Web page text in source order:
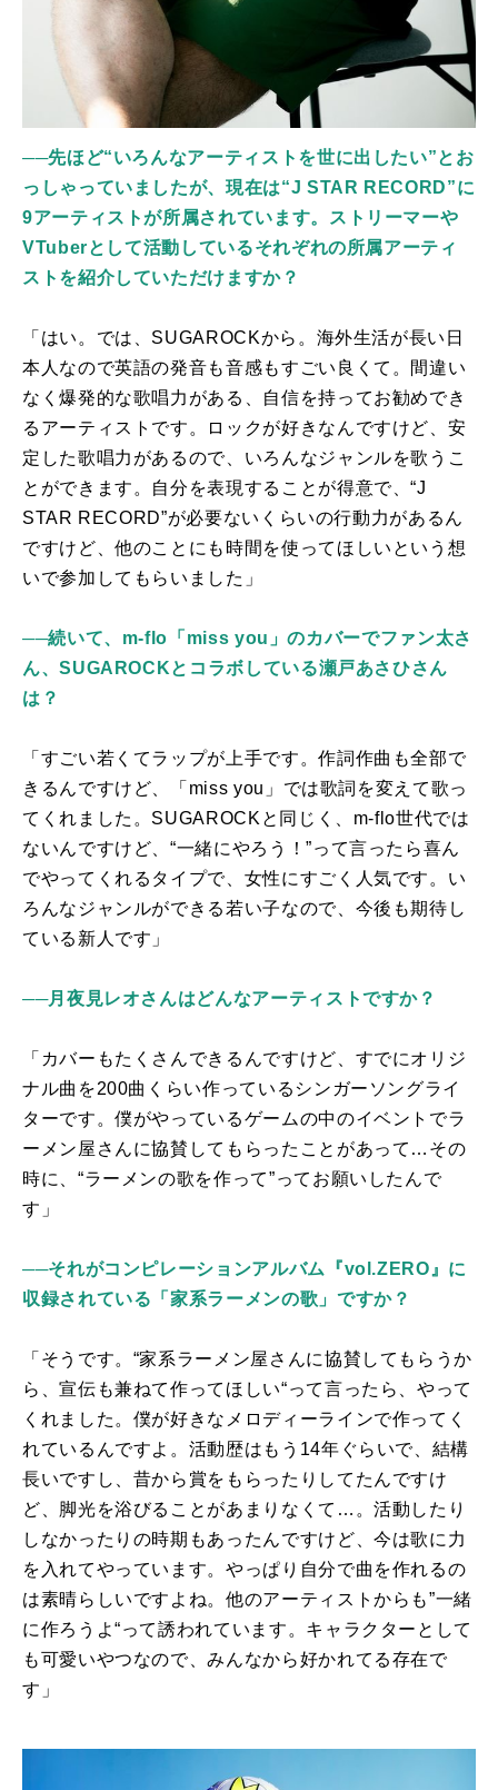
──先ほど“いろんなアーティストを世に出したい”とお
っしゃっていましたが、現在は“J STAR RECORD”に
9アーティストが所属されています。ストリーマーや
VTuberとして活動しているそれぞれの所属アーティ
ストを紹介していただけますか？
「はい。では、 SUGAROCKから。海外生活が長い日
本人なので英語の発音も音感もすごい良くて。間違い
なく爆発的な歌唱力がある、自信を持ってお勧めでき
るアーティストです。ロックが好きなんですけど、安
定した歌唱力があるので、いろんなジャンルを歌うこ
とができます。自分を表現することが得意で、“J
STAR RECORD”が必要ないくらいの行動力があるん
ですけど、他のことにも時間を使ってほしいという想
いで参加してもらいました」
──続いて、m-flo「miss you」のカバーでファン太さ
ん、SUGAROCKとコラボしている瀬戸あさひさん
は？
「すごい若くてラップが上手です。作詞作曲も全部で
きるんですけど、「 miss you 」では歌詞を変えて歌っ
てくれました。 SUGAROCK と同じく、 m-flo世代では
ないんですけど、“一緒にやろう！”って言ったら喜ん
でやってくれるタイプで、女性にすごく人気です。い
ろんなジャンルができる若い子なので、今後も期待し
ている新人です」
──月夜見レオさんはどんなアーティストですか？
「カバーもたくさんできるんですけど、すでにオリジ
ナル曲を200曲くらい作っているシンガーソングライ
ターです。僕がやっているゲームの中のイベントでラ
ーメン屋さんに協賛してもらったことがあって…その
時に、“ラーメンの歌を作って”ってお願いしたんで
す」
──それがコンピレーションアルバム『vol.ZERO』に
収録されている「家系ラーメンの歌」ですか？
「そうです。“家系ラーメン屋さんに協賛してもらうか
ら、宣伝も兼ねて作ってほしい“って言ったら、やって
くれました。僕が好きなメロディーラインで作ってく
れているんですよ。活動歴はもう 14年ぐらいで、結構
長いですし、昔から賞をもらったりしてたんですけ
ど、脚光を浴びることがあまりなくて…。活動したり
しなかったりの時期もあったんですけど、今は歌に力
を入れてやっています。やっぱり自分で曲を作れるの
は素晴らしいですよね。他のアーティストからも”一緒
に作ろうよ“って誘われています。キャラクターとして
も可愛いやつなので、みんなから好かれてる存在で
す」